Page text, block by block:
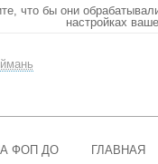
что бы они
настройках
ФОП ДО ГЛАВНАЯ